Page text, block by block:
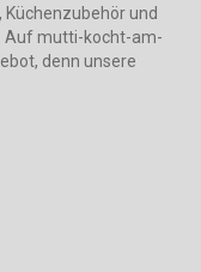
Küchenzubehör und
Auf mutti-kocht-am-
denn unsere